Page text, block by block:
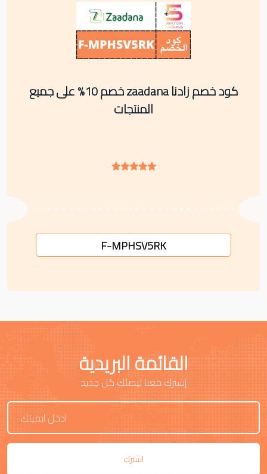
كود خصم زادنا zaadana خصم 10% على جميع
المنتجات
F-MPHSV5RK
القائمة البريدية
إشترك معنا ليصلك كل جديد
اشترك